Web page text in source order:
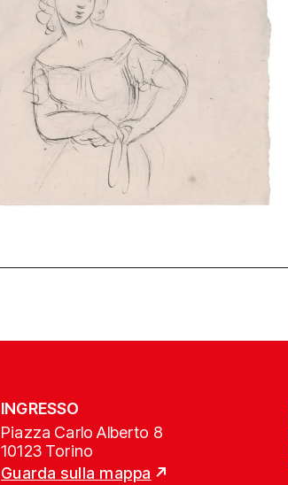
INGRESSO
Piazza Carlo Alberto 8
10123 Torino
Guarda sulla mappa